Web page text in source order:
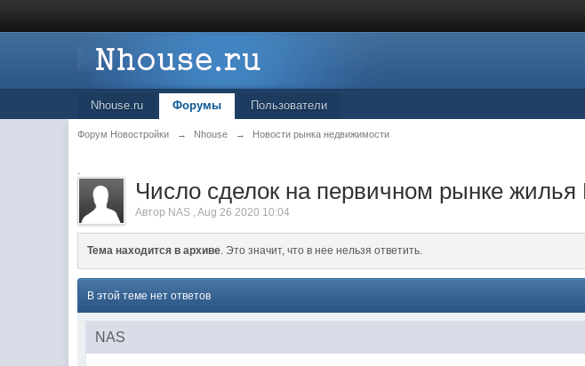
Nhouse.ru Форумы Пользователи
Форум Новостройки → Nhouse → Новости рынка недвижимости
.
Число сделок на первичном рынке
Автор NAS ,Aug 26 2020 10:04
Тема находится в архиве. Это значит, что в нее нельзя ответить.
В этой теме нет ответов
NAS